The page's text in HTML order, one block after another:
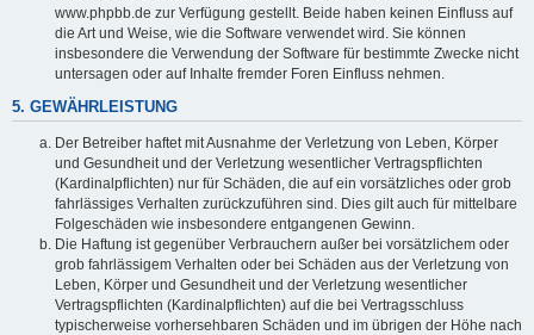
www.phpbb.de zur Verfügung gestellt. Beide haben keinen Einfluss auf
die Art und Weise, wie die Software verwendet wird. Sie können
insbesondere die Verwendung der Software für bestimmte Zwecke nicht
untersagen oder auf Inhalte fremder Foren Einfluss nehmen.
5. GEWÄHRLEISTUNG
Der Betreiber haftet mit Ausnahme der Verletzung von Leben, Körper
und Gesundheit und der Verletzung wesentlicher Vertragspflichten
(Kardinalpflichten) nur für Schäden, die auf ein vorsätzliches oder grob
fahrlässiges Verhalten zurückzuführen sind. Dies gilt auch für mittelbare
Folgeschäden wie insbesondere entgangenen Gewinn.
Die Haftung ist gegenüber Verbrauchern außer bei vorsätzlichem oder
grob fahrlässigem Verhalten oder bei Schäden aus der Verletzung von
Leben, Körper und Gesundheit und der Verletzung wesentlicher
Vertragspflichten (Kardinalpflichten) auf die bei Vertragsschluss
typischerweise vorhersehbaren Schäden und im übrigen der Höhe nach